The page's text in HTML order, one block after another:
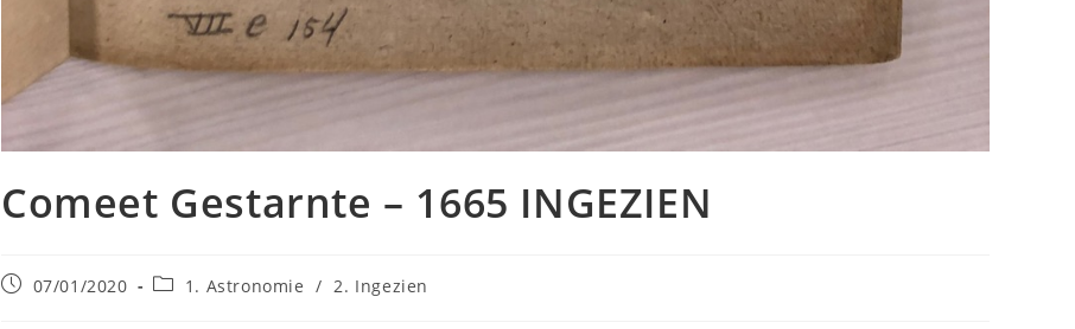
Comeet Gestarnte – 1665 INGEZIEN
Bericht07/01/2020 Berichtcategorie:
1. Astronomie / 2. Ingezien